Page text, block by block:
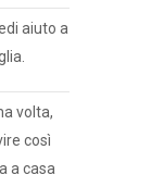
aiuto a
volta,
così
a casa